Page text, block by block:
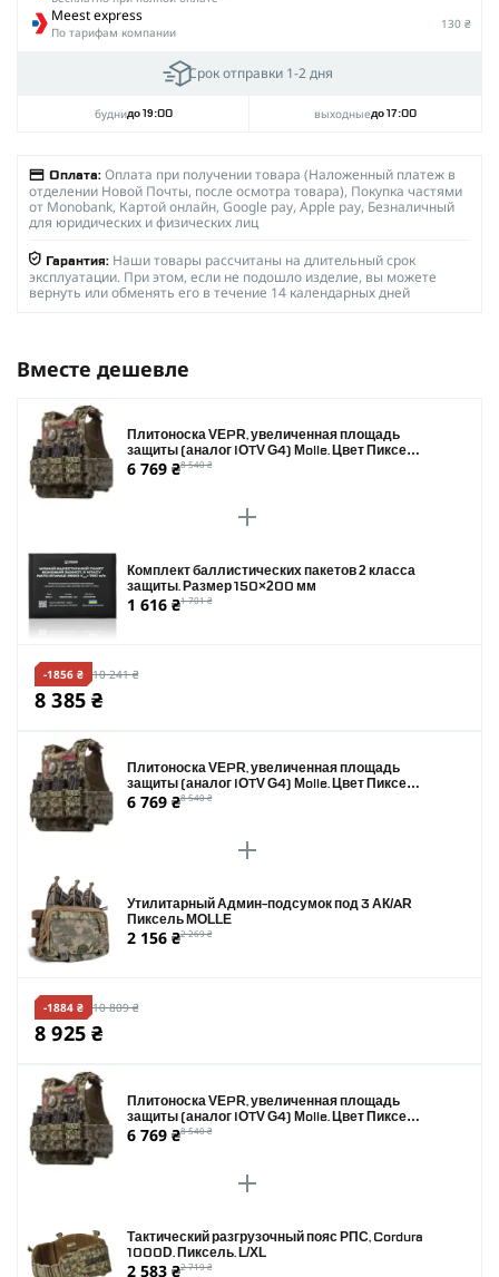
Meest express
По тарифам компании
130 ₴
Срок отправки 1-2 дня
буднидо 19:00 выходныедо 17:00
Оплата: Оплата при получении товара (Наложенный платеж в
отделении Новой Почты, после осмотра товара), Покупка частями
от Monobank, Картой онлайн, Google pay, Apple pay, Безналичный
для юридических и физических лиц
Гарантия: Наши товары рассчитаны на длительный срок
эксплуатации. При этом, если не подошло изделие, вы можете
вернуть или обменять его в течение 14 календарных дней
Вместе дешевле
Плитоноска VEPR, увеличенная площадь
защиты (аналог IOTV G4) Molle. Цвет Пиксель.
Размер L
6 769 ₴8 540 ₴
Комплект баллистических пакетов 2 класса
защиты. Размер 150×200 мм
1 616 ₴1 701 ₴
-1856 ₴ 10 241 ₴
8 385 ₴
Плитоноска VEPR, увеличенная площадь
защиты (аналог IOTV G4) Molle. Цвет Пиксель.
Размер L
6 769 ₴8 540 ₴
Утилитарный Админ-подсумок под 3 АК/AR
Пиксель MOLLE
2 156 ₴2 269 ₴
-1884 ₴ 10 809 ₴
8 925 ₴
Плитоноска VEPR, увеличенная площадь
защиты (аналог IOTV G4) Molle. Цвет Пиксель.
Размер L
6 769 ₴8 540 ₴
Тактический разгрузочный пояс РПС, Cordura
1000D. Пиксель. L/XL
2 583 ₴2 719 ₴